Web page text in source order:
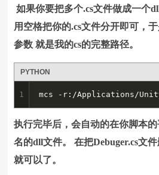
如果你要把多个.cs文件做成一个
用空格把你的.cs文件分开即可，
参数 就是我的cs的完整路径。
PYTHON
1 mcs -r:/Applications/
执行完毕后，会自动的在你脚本
名的dll文件。 在把Debuger.cs文
就可以了。